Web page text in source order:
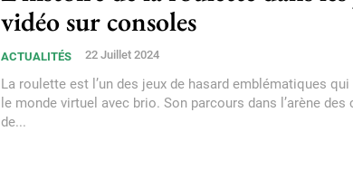
vidéo sur consoles
ACTUALITÉS 22 Juillet 2024
La roulette est l’un des jeux de hasard emblématiques
le monde virtuel avec brio. Son parcours dans l’arène des
de...